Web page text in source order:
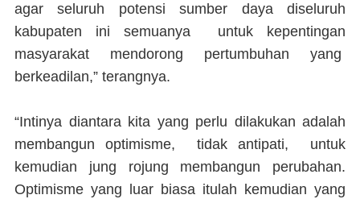
agar seluruh potensi sumber daya diseluruh
kabupaten ini semuanya untuk kepentingan
masyarakat mendorong pertumbuhan yang
berkeadilan,” terangnya.
“Intinya diantara kita yang perlu dilakukan adalah
membangun optimisme, tidak antipati, untuk
kemudian jung rojung membangun perubahan.
Optimisme yang luar biasa itulah kemudian yang